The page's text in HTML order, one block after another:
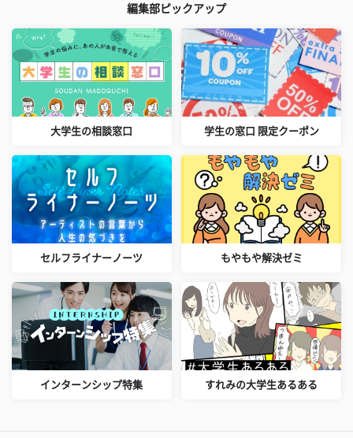
編集部ピックアップ
大学生の相談窓口 学生の窓口 限定クーポン
セルフライナーノーツ もやもや解決ゼミ
インターンシップ特集 すれみの大学生あるある